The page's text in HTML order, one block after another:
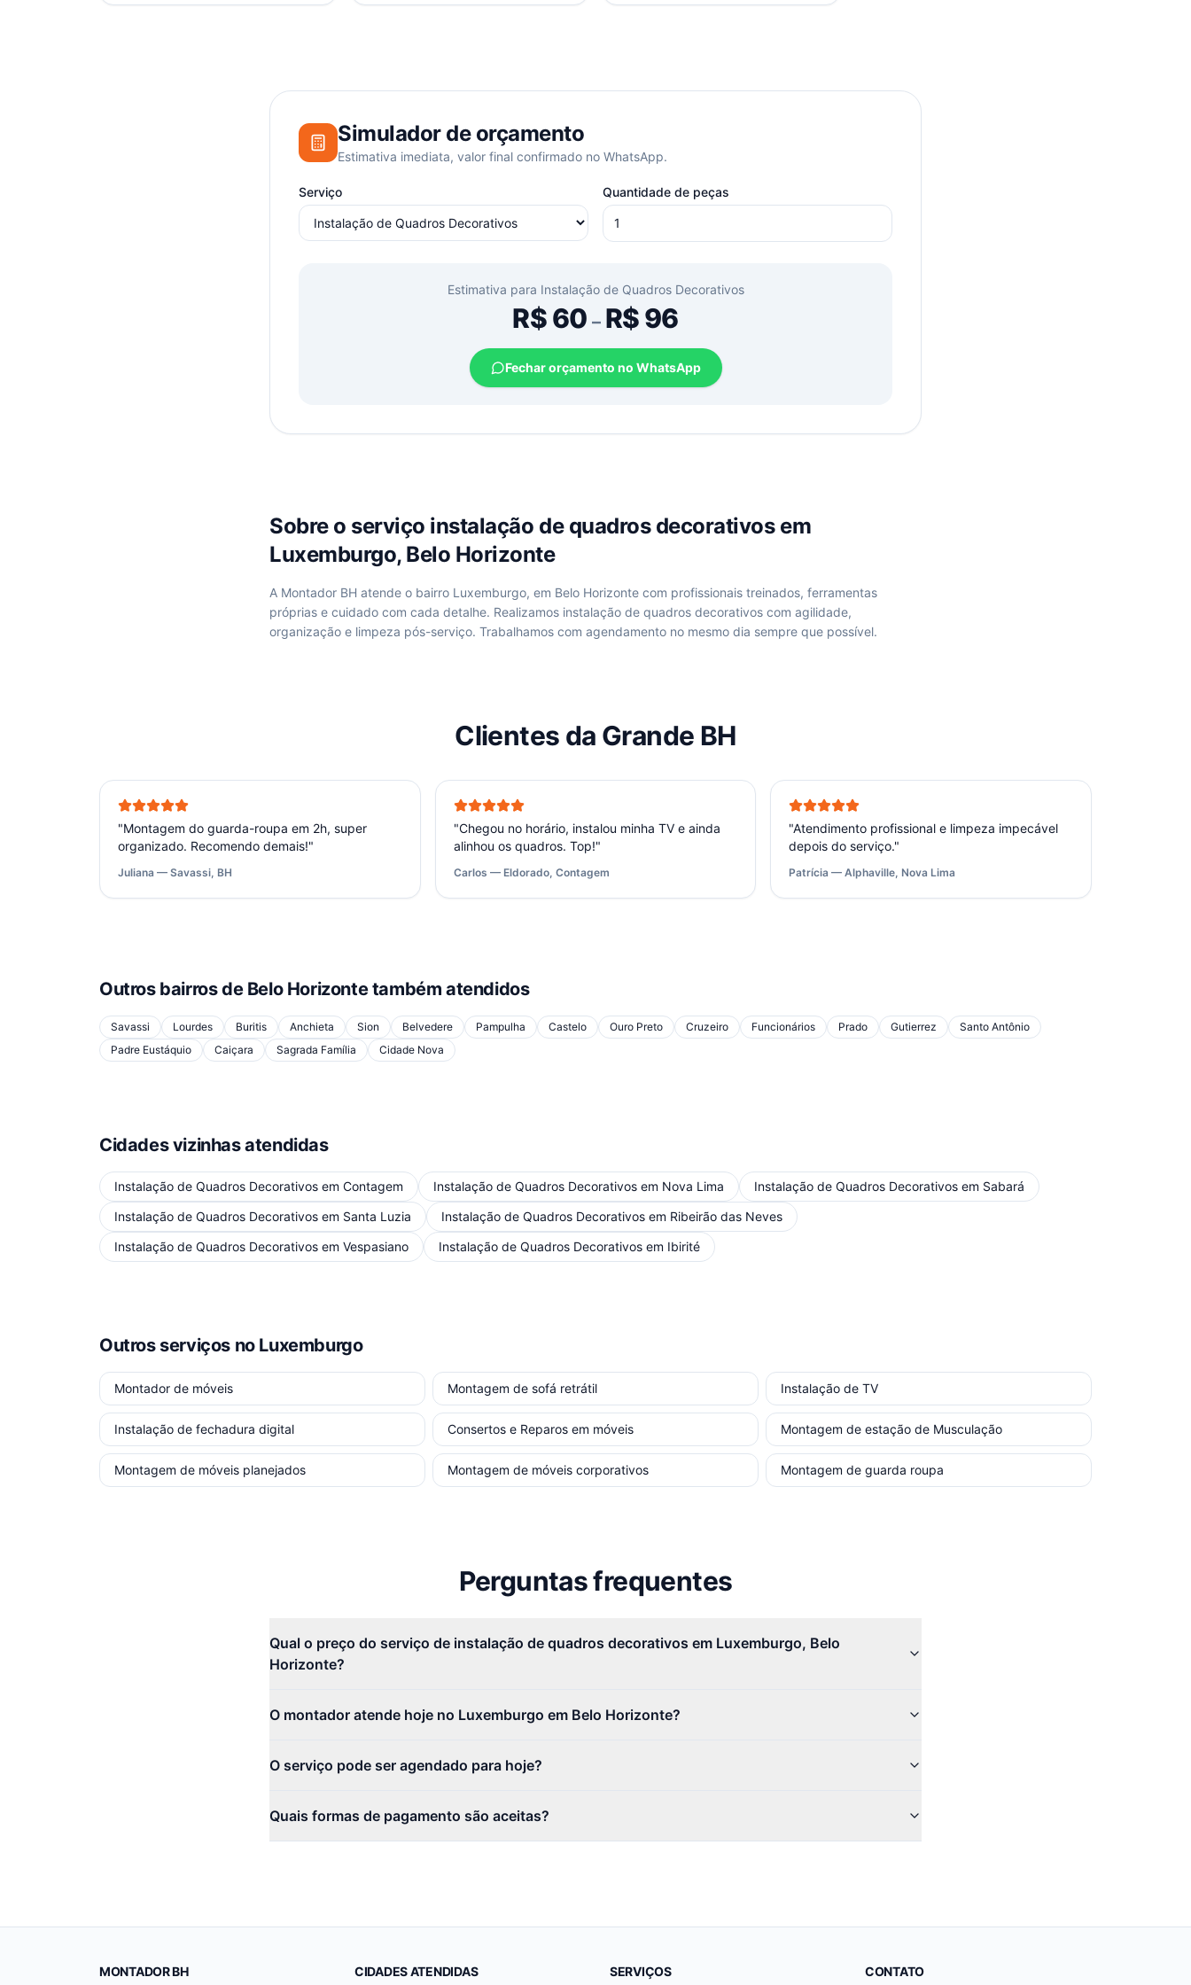
Simulador de orçamento
Estimativa imediata, valor final confirmado no WhatsApp.
Serviço Quantidade de peças
Estimativa para Instalação de Quadros Decorativos
R$60 –R$96
Fechar orçamento no WhatsApp
Sobre o serviço instalação de quadros decorativosem
Luxemburgo, Belo Horizonte
A Montador BH atende o bairro Luxemburgo, em Belo Horizonte com profissionais treinados, ferramentas
próprias e cuidado com cada detalhe. Realizamos instalação de quadros decorativos com agilidade,
organização e limpeza pós-serviço. Trabalhamos com agendamento no mesmo dia sempre que possível.
Clientes da Grande BH
"Montagem do guarda-roupa em 2h, super
organizado. Recomendo demais!"
Juliana — Savassi, BH
"Chegou no horário, instalou minha TV e ainda
alinhou os quadros. Top!"
Carlos — Eldorado, Contagem
"Atendimento profissional e limpeza impecável
depois do serviço."
Patrícia — Alphaville, Nova Lima
Outros bairros de Belo Horizontetambém atendidos
Savassi Lourdes Buritis Anchieta Sion Belvedere Pampulha Castelo Ouro Preto Cruzeiro Funcionários Prado Gutierrez
Santo Antônio
Padre Eustáquio
Caiçara Sagrada Família Cidade Nova
Cidades vizinhas atendidas
Instalação de Quadros Decorativos em Contagem Instalação de Quadros Decorativos em Nova Lima Instalação de Quadros Decorativos em Sabará
Instalação de Quadros Decorativos em Santa Luzia Instalação de Quadros Decorativos em Ribeirão das Neves
Instalação de Quadros Decorativos em Vespasiano Instalação de Quadros Decorativos em Ibirité
Outros serviços no Luxemburgo
Montador de móveis Montagem de sofá retrátil Instalação de TV
Instalação de fechadura digital Consertos e Reparos em móveis Montagem de estação de Musculação
Montagem de móveis planejados Montagem de móveis corporativos Montagem de guarda roupa
Perguntas frequentes
Qual o preço do serviço de instalação de quadros decorativos em Luxemburgo, Belo
Horizonte?
O montador atende hoje no Luxemburgo em Belo Horizonte?
O serviço pode ser agendado para hoje?
Quais formas de pagamento são aceitas?
MONTADOR BH CIDADES ATENDIDAS SERVIÇOS CONTATO